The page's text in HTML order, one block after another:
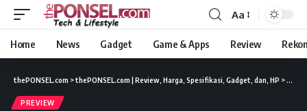
Aa
Home News Gadget Game & Apps Review
thePONSEL.com >thePONSEL.com | Review, Harga, Spesifikasi, Gadget, dan, HP >
PREVIEW